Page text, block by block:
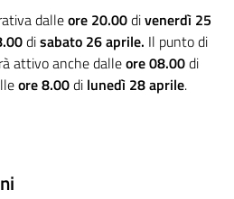
dalleore 20.00divenerdì 25
disabato 26 aprile. Il punto di
attivo anche dalleore 08.00di
ore 8.00di lunedì 28 aprile.